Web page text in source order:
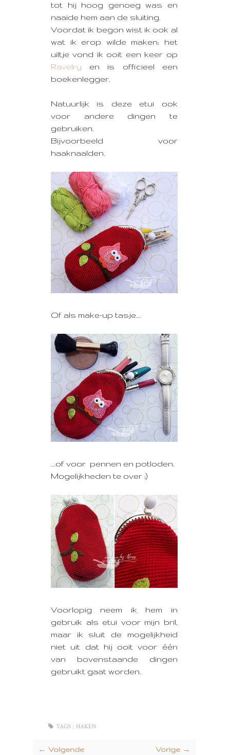
tot hij hoog genoeg was en
naaide hem aan de sluiting.
Voordat ik begon wist ik ook al
wat ik erop wilde maken; het
uiltje vond ik ooit een keer op
Ravelry en is officieel een
boekenlegger.
Natuurlijk is deze etui ook
voor andere dingen te
gebruiken.
Bijvoorbeeld voor
haaknaalden.
Of als make-up tasje...
...of voor pennen en potloden.
Mogelijkheden te over ;)
Voorlopig neem ik hem in
gebruik als etui voor mijn bril,
maar ik sluit de mogelijkheid
niet uit dat hij ooit voor één
van bovenstaande dingen
gebruikt gaat worden.
TAGS : HAKEN
← Volgende Vorige →